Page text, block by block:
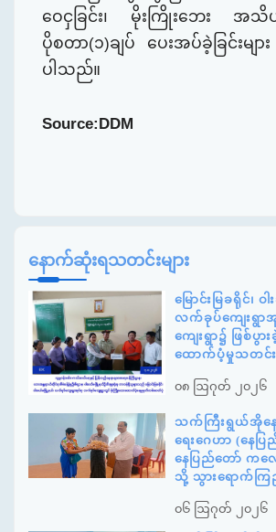
ဝေငှခြင်း၊ မိုးကြိုးဘေး အသိပ
ပိုစတာ(၁)ချပ် ပေးအပ်ခဲ့ခြင်းမျ
ပါ သည်။
Source:DDM
နောက်ဆုံးရသတင်းများ
မြောင်းမြခရိုင်၊
လက်ခုပ်ကျေးရွာ
ကျေးရွာ၌ ဖြစ်ပွာ
ထောက်ပံ့မှုသတင်း
၀၈ ဩဂုတ် ၂၀၂၆
သက်ကြီးရွယ်အိုနေ
ရေးဂေဟာ (နေပ
နေပြည်တော် ကလ
သို့ သွားရောက်ကြ
၀၆ ဩဂုတ် ၂၀၂၆